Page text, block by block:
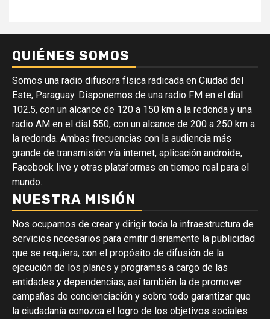
QUIÉNES SOMOS
Somos una radio difusora física radicada en Ciudad del
Este, Paraguay. Disponemos de una radio FM en el dial
102.5, con un alcance de 120 a 150 km a la redonda y una
radio AM en el dial 550, con un alcance de 200 a 250 km a
la redonda. Ambas frecuencias con la audiencia más
grande de transmisión vía internet, aplicación androide,
Facebook live y otras plataformas en tiempo real para el
mundo.
NUESTRA MISIÓN
Nos ocupamos de crear y dirigir toda la infraestructura de
servicios necesarios para emitir diariamente la publicidad
que se requiera, con el propósito de difusión de la
ejecución de los planes y programas a cargo de las
entidades y dependencias; así también la de promover
campañas de concienciación y sobre todo garantizar que
la ciudadanía conozca el logro de los objetivos sociales